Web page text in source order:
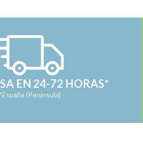
EN 24-72 HORAS*
(Península)